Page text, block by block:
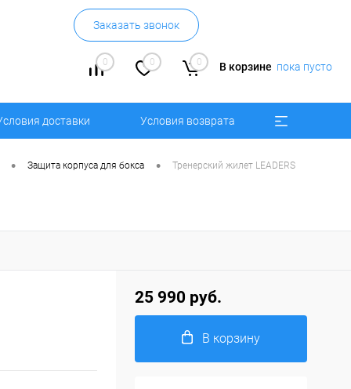
Заказать звонок
0 0 0 В корзине пока пусто
доставки Условия возврата
• Защита корпуса для бокса • Тренерский жилет LEADERS
25 990 руб.
В корзину